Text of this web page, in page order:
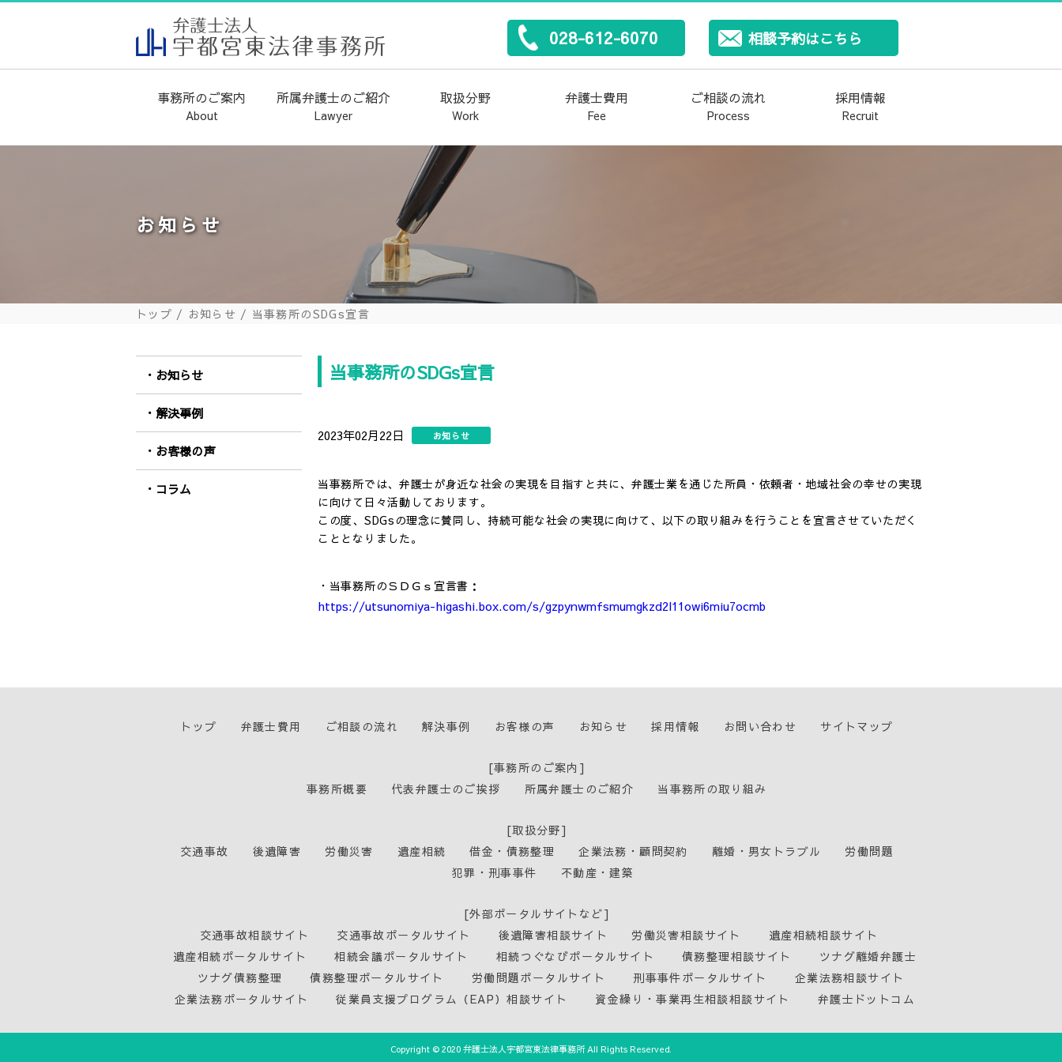
028-612-6070 相談予約はこちら
事務所のご案内
About
事務所概要
代表弁護士のご挨拶
当事務所の取り組み
所属弁護士のご紹介
Lawyer
取扱分野
Work
交通事故
後遺障害
労働災害
遺産相続
借金・債務整理
企業法務・顧問契約
離婚・男女トラブル
労働問題
犯罪・刑事事件
不動産・建築
弁護士費用
Fee
ご相談の流れ
Process
お客様アンケート
採用情報
Recruit
お知らせ
トップ お知らせ 当事務所のSDGs宣言
当事務所のSDGs宣言
2023年02月22日 お知らせ
当事務所では、弁護士が身近な社会の実現を目指すと共に、弁護士業を通じた所員・依頼者・地域社会の幸せの実現
に向けて日々活動しております。
この度、SDGsの理念に賛同し、持続可能な社会の実現に向けて、以下の取り組みを行うことを宣言させていただく
こととなりました。
・当事務所のＳＤＧｓ宣言書：
https://utsunomiya-higashi.box.com/s/gzpynwmfsmumgkzd2l11owi6miu7ocmb
お知らせ
解決事例
お客様の声
コラム
トップ 弁護士費用 ご相談の流れ 解決事例 お客様の声 お知らせ 採用情報 お問い合わせ サイトマップ
[事務所のご案内]
事務所概要
代表弁護士のご挨拶 所属弁護士のご紹介 当事務所の取り組み
[取扱分野]
交通事故
後遺障害 労働災害 遺産相続 借金・債務整理 企業法務・顧問契約 離婚・男女トラブル
労働問題
犯罪・刑事事件
不動産・建築
[外部ポータルサイトなど]
交通事故相談サイト
交通事故ポータルサイト 後遺障害相談サイト 労働災害相談サイト
遺産相続相談サイト
遺産相続ポータルサイト
相続会議ポータルサイト 相続つぐなびポータルサイト 債務整理相談サイト
ツナグ離婚弁護士
ツナグ債務整理
債務整理ポータルサイト 労働問題ポータルサイト 刑事事件ポータルサイト
企業法務相談サイト
企業法務ポータルサイト
従業員支援プログラム（EAP）相談サイト 資金繰り・事業再生相談相談サイト 弁護士ドットコム
Copyright © 2020 弁護士法人宇都宮東法律事務所 All Rights Reserved.